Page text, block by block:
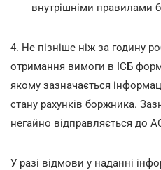
внутрішніми правилами
4. Не пізніше ніж за годину
отримання вимоги в ІСБ
якому зазначається
стану рахунків боржника.
негайно відправляється до
У разі відмови у наданні